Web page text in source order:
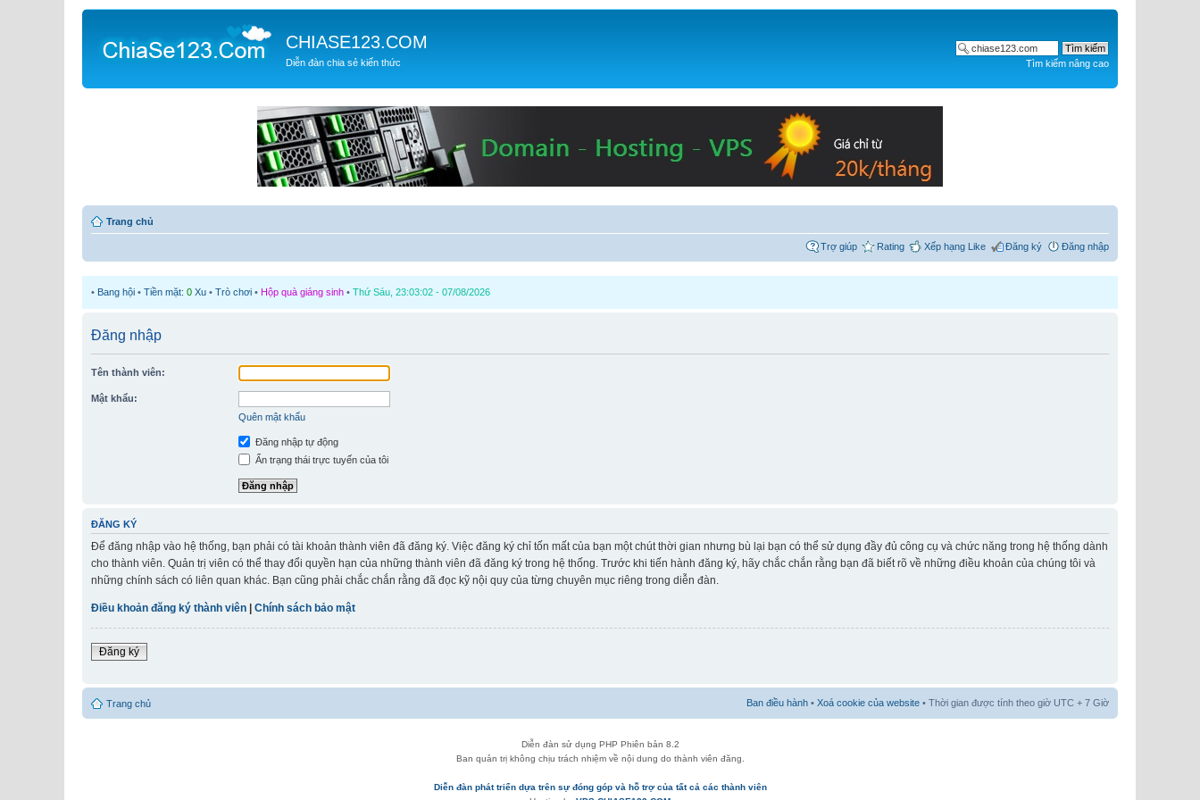
CHIASE123.COM
Diễn đàn chia sẻ kiến thức Tìm kiếm nâng cao
Trang chủ
Trợ giúp Rating Xếp hạng Like Đăng ký Đăng nhập
• Bang hội • Tiền mặt: 0 Xu • Trò chơi • Hộp quà giáng sinh • Thứ Sáu, 23:03:02 - 07/08/2026
Đăng nhập
Tên thành viên:
Mật khẩu:
Quên mật khẩu
Đăng nhập tự động
Ẩn trạng thái trực tuyến của tôi
ĐĂNG KÝ
Để đăng nhập vào hệ thống, bạn phải có tài khoản thành viên đã đăng ký. Việc đăng ký chỉ tốn mất của bạn một chút thời gian nhưng bù lại bạn có thể sử dụng đầy đủ công cụ và chức năng trong hệ thống dành
cho thành viên. Quản trị viên có thể thay đổi quyền hạn của những thành viên đã đăng ký trong hệ thống. Trước khi tiến hành đăng ký, hãy chắc chắn rằng bạn đã biết rõ về những điều khoản của chúng tôi và
những chính sách có liên quan khác. Bạn cũng phải chắc chắn rằng đã đọc kỹ nội quy của từng chuyên mục riêng trong diễn đàn.
Điều khoản đăng ký thành viên Chính sách bảo mật
Đăng ký
Trang chủ Ban điều hành • Xoá cookie của website • Thời gian được tính theo giờ UTC + 7 Giờ
Diễn đàn sử dụng PHP Phiên bản 8.2
Ban quản trị không chịu trách nhiệm về nội dung do thành viên đăng.
Diễn đàn phát triển dựa trên sự đóng góp và hỗ trợ của tất cả các thành viên